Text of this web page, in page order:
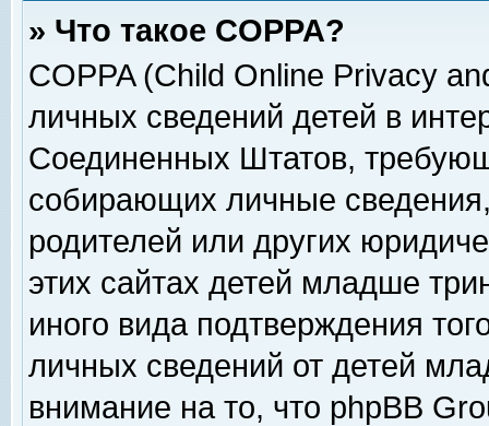
» Что такое COPPA?
COPPA (Child Online Privacy
личных сведений детей в
Соединенных Штатов,
собирающих личные
родителей или других
этих сайтах детей младше
иного вида подтверждения
личных сведений от детей
внимание на то, что phpBB